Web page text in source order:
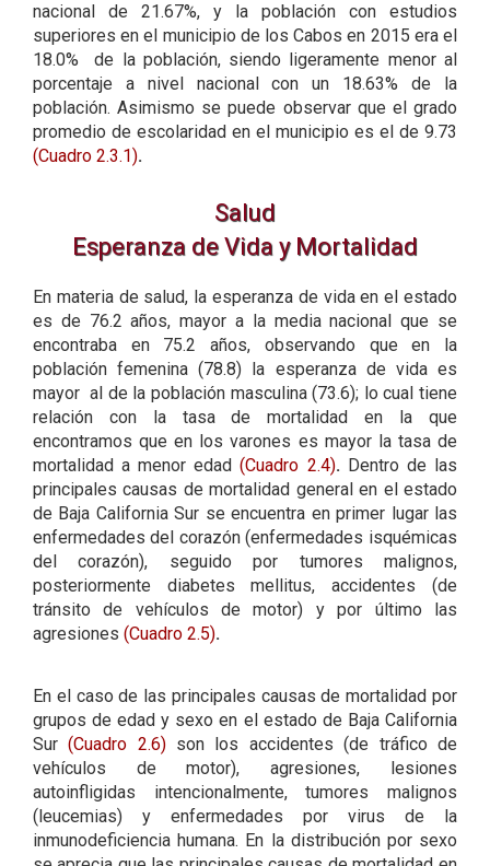
nacional de 21.67%, y la población con estudios
superiores en el municipio de los Cabos en 2015 era el
18.0% de la población, siendo ligeramente menor al
porcentaje a nivel nacional con un 18.63% de la
población. Asimismo se puede observar que el grado
promedio de escolaridad en el municipio es el de 9.73
(Cuadro 2.3.1).
Salud
Esperanza de Vida y Mortalidad
En materia de salud, la esperanza de vida en el estado
es de 76.2 años, mayor a la media nacional que se
encontraba en 75.2 años, observando que en la
población femenina (78.8) la esperanza de vida es
mayor al de la población masculina (73.6); lo cual tiene
relación con la tasa de mortalidad en la que
encontramos que en los varones es mayor la tasa de
mortalidad a menor edad(Cuadro 2.4).Dentro de las
principales causas de mortalidad general en el estado
de Baja California Sur se encuentra en primer lugar las
enfermedades del corazón (enfermedades isquémicas
del corazón), seguido por tumores malignos,
posteriormente diabetes mellitus, accidentes (de
tránsito de vehículos de motor) y por último las
agresiones (Cuadro 2.5).
En el caso de las principales causas de mortalidad por
grupos de edad y sexo en el estado de Baja California
Sur(Cuadro 2.6)son los accidentes (de tráfico de
vehículos de motor), agresiones, lesiones
autoinfligidas intencionalmente, tumores malignos
(leucemias) y enfermedades por virus de la
inmunodeficiencia humana. En la distribución por sexo